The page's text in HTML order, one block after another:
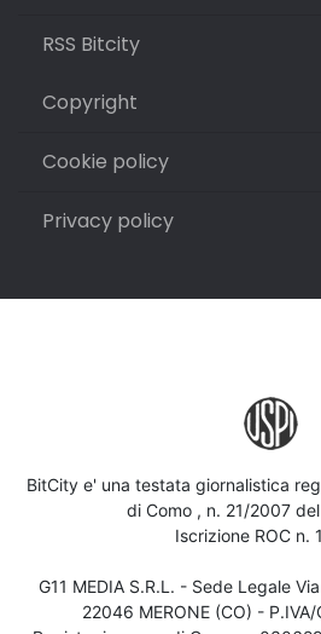
RSS Bitcity
Copyright
Cookie policy
Privacy policy
BitCity e' una testata giornalistica
di Como , n. 21/2007
Iscrizione ROC n.
G11 MEDIA S.R.L. - Sede Legale
22046 MERONE (CO) -